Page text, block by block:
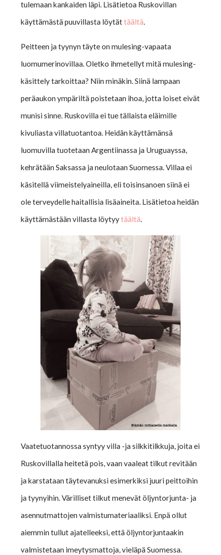
tulemaan kankaiden läpi. Lisätietoa Ruskovillan
käyttämästä puuvillasta löytättäältä.
Peitteen ja tyynyn täyte on mulesing-vapaata
luomumerinovillaa. Oletko ihmetellyt mitä mulesing-
käsittely tarkoittaa? Niin minäkin. Siinä lampaan
peräaukon ympäriltä poistetaan ihoa, jotta loiset eivät
munisi sinne. Ruskovilla ei tue tällaista eläimille
kivuliasta villatuotantoa. Heidän käyttämänsä
luomuvilla tuotetaan Argentiinassa ja Uruguayssa,
kehrätään Saksassa ja neulotaan Suomessa. Villaa ei
käsitellä viimeistelyaineilla, eli toisinsanoen siinä ei
ole terveydelle haitallisia lisäaineita. Lisätietoa heidän
käyttämästään villasta löytyytäältä.
Vaatetuotannossa syntyy villa -ja silkkitilkkuja, joita ei
Ruskovillalla heitetä pois, vaan vaaleat tilkut revitään
ja karstataan täytevanuksi esimerkiksi juuri peittoihin
ja tyynyihin. Värilliset tilkut menevät öljyntorjunta- ja
asennutmattojen valmistumateriaaliksi. Enpä ollut
aiemmin tullut ajatelleeksi, että öljyntorjuntaakin
valmistetaan imeytysmattoja, vieläpä Suomessa.